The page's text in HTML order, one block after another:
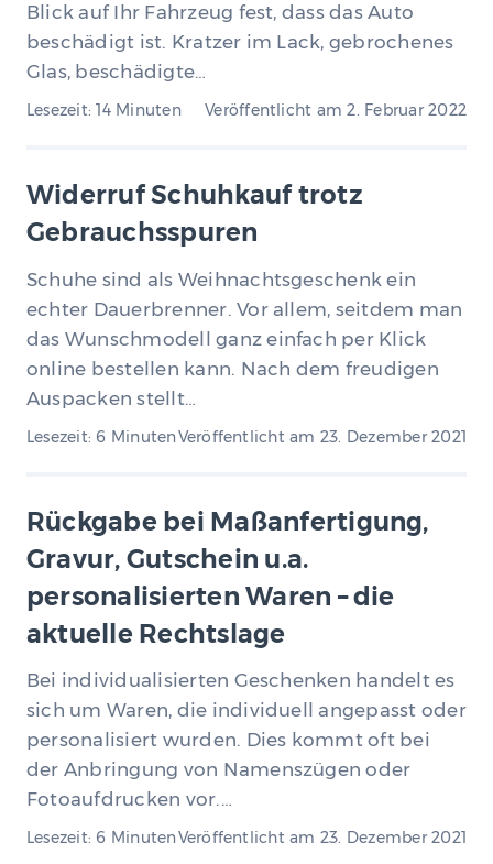
Blick auf Ihr Fahrzeug fest, dass das Auto
beschädigt ist. Kratzer im Lack, gebrochenes
Glas, beschädigte…
Lesezeit: 14 Minuten Veröffentlicht am2. Februar 2022
Widerruf Schuhkauf trotz
Gebrauchsspuren
Schuhe sind als Weihnachtsgeschenk ein
echter Dauerbrenner. Vor allem, seitdem man
das Wunschmodell ganz einfach per Klick
online bestellen kann. Nach dem freudigen
Auspacken stellt…
Lesezeit: 6 MinutenVeröffentlicht am 23. Dezember 2021
Rückgabe bei Maßanfertigung,
Gravur, Gutschein u.a.
personalisierten Waren – die
aktuelle Rechtslage
Bei individualisierten Geschenken handelt es
sich um Waren, die individuell angepasst oder
personalisiert wurden. Dies kommt oft bei
der Anbringung von Namenszügen oder
Fotoaufdrucken vor.…
Lesezeit: 6 MinutenVeröffentlicht am 23. Dezember 2021